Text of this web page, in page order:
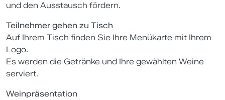
und den Ausstausch fördern.
Teilnehmer gehen zu Tisch
Auf Ihrem Tisch finden Sie Ihre Menükarte mit Ihrem
Logo.
Es werden die Getränke und Ihre gewählten Weine
serviert.
Weinpräsentation